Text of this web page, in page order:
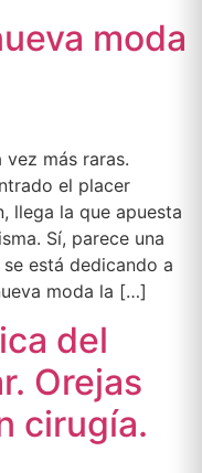
moda
más raras.
el placer
llega la que apuesta
Sí, parece una
está dedicando a
moda la […]
del
Orejas
cirugía.